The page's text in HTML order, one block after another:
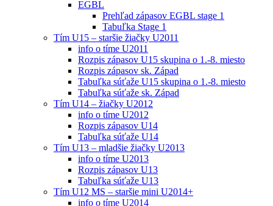
EGBL
Prehľad zápasov EGBL stage 1
Tabuľka Stage 1
Tím U15 – staršie žiačky U2011
info o tíme U2011
Rozpis zápasov U15 skupina o 1.-8. miesto
Rozpis zápasov sk. Západ
Tabuľka súťaže U15 skupina o 1.-8. miesto
Tabuľka súťaže sk. Západ
Tím U14 – žiačky U2012
info o tíme U2012
Rozpis zápasov U14
Tabuľka súťaže U14
Tím U13 – mladšie žiačky U2013
info o tíme U2013
Rozpis zápasov U13
Tabuľka súťaže U13
Tím U12 MS – staršie mini U2014+
info o tíme U2014